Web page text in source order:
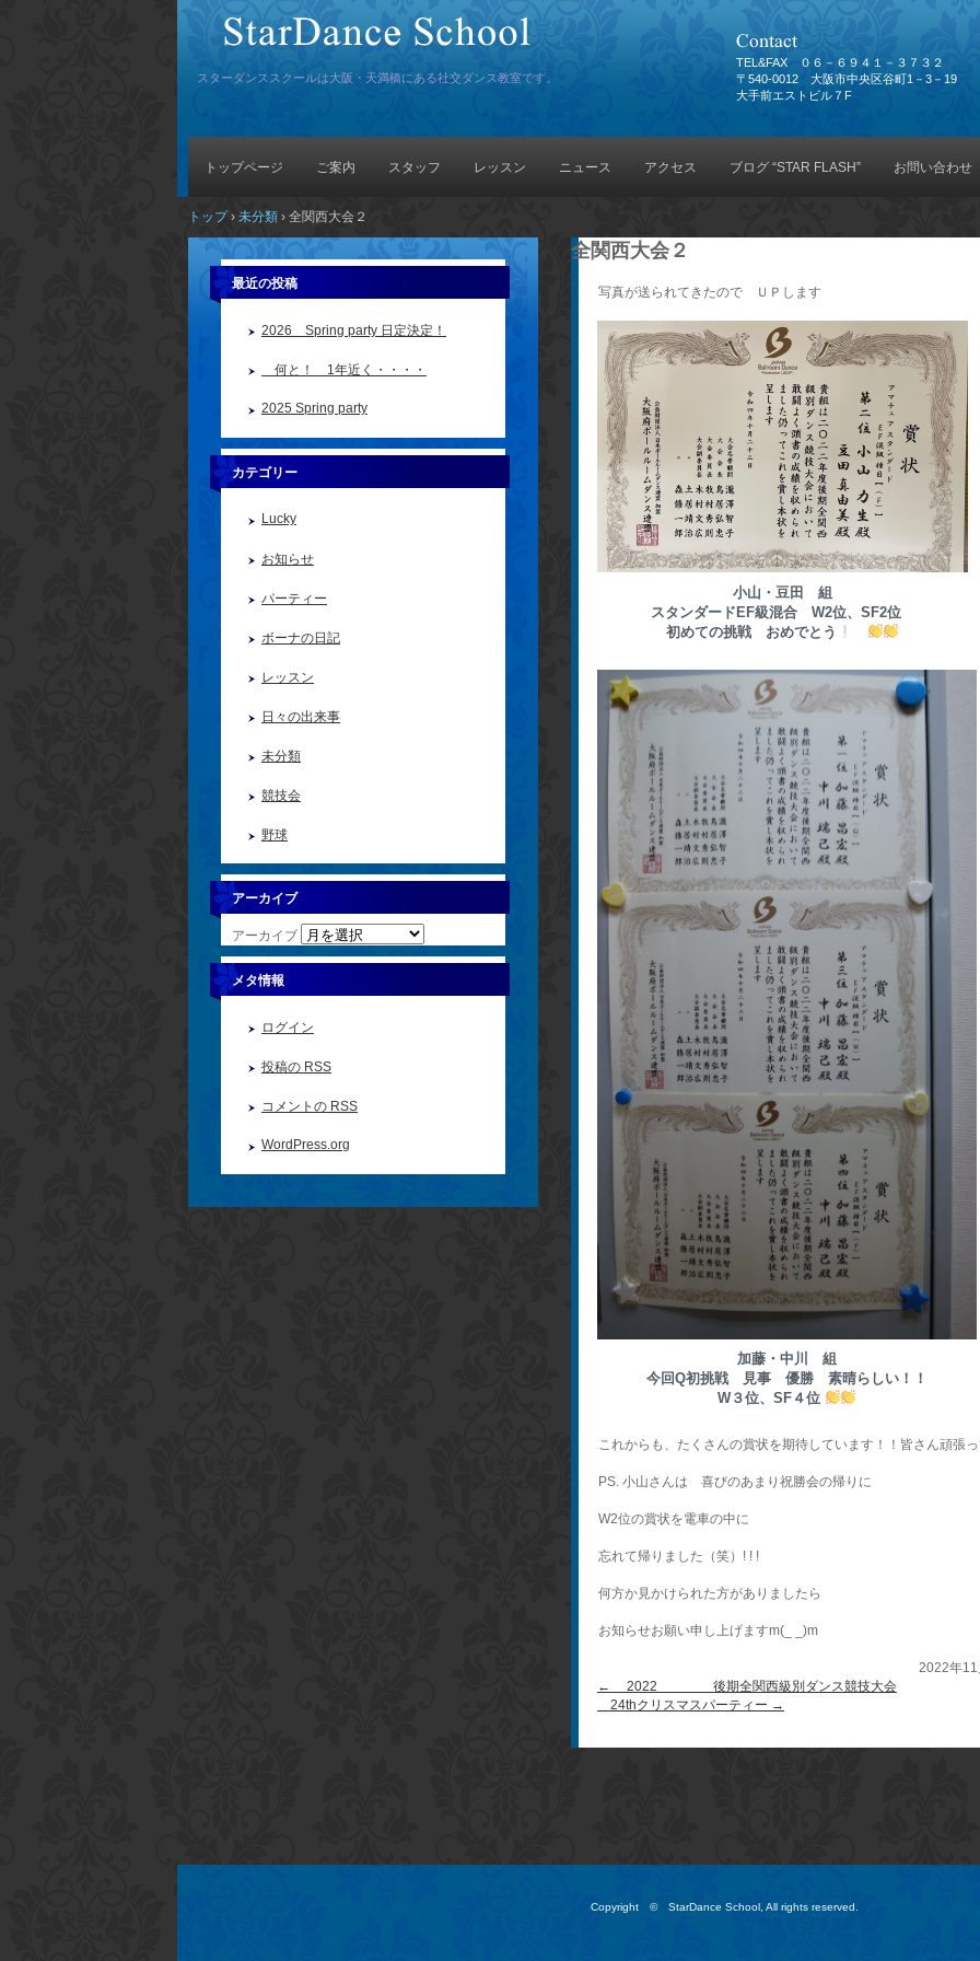
スターダンススクールは大阪・天満橋にある社交ダンス教室です。
TEL&FAX ０６－６９４１－３７３２
〒540-0012 大阪市中央区谷町1－3－19
大手前エストビル７F
トップページ ご案内 スタッフ レッスン ニュース アクセス ブログ “STAR FLASH” お問い合わせ
トップ › 未分類 › 全関西大会２
全関西大会２
写真が送られてきたので ＵＰします
小山・豆田 組
スタンダードEF級混合 W2位、SF2位
初めての挑戦 おめでとう
加藤・中川 組
今回Q初挑戦 見事 優勝 素晴らしい！！
W３位、SF４位
これからも、たくさんの賞状を期待しています！！皆さん頑張
PS. 小山さんは 喜びのあまり祝勝会の帰りに
W2位の賞状を電車の中に
忘れて帰りました（笑）! ! !
何方か見かけられた方がありましたら
お知らせお願い申し上げますm(_ _)m
2022年
←
2022 後期全関西級別ダンス競技大会
24thクリスマスパーティー →
最近の投稿
2026 Spring party 日定決定！
何と！ 1年近く・・・・
2025 Spring party
カテゴリー
Lucky
お知らせ
パーティー
ボーナの日記
レッスン
日々の出来事
未分類
競技会
野球
アーカイブ
アーカイブ
メタ情報
ログイン
投稿の RSS
コメントの RSS
WordPress.org
Copyright © StarDance School, All rights reserved.